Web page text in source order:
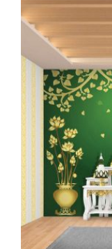
พิมพ์
ห้อง
พระ
ภาพ
มงคล
ติด
ผนัง
ภาพ
ติด
ผนัง
วัด
ตกแต่ง
วัด